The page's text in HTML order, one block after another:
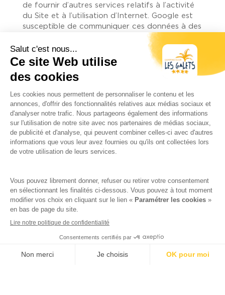
de fournir d’autres services relatifs à l’activité
du Site et à l’utilisation d’Internet. Google est
susceptible de communiquer ces données à des
tiers en cas d’obligation légale ou lorsque ces
tiers traitent ces données pour le compte de
Google, y compris notamment l’éditeur de ce
Site. Google ne recoupera pas votre adresse IP
avec toute autre donnée détenue par Google.
en sélectionnant les paramètres appropriés de
votre navigateur. Cependant, une telle
désactivation pourrait empêcher l’utilisation de
certaines fonctionnalités de ce site. En utilisant
le Site, vous consentez expressément au
traitement de vos données nominatives par
Site, des applications de réseaux sociaux, qui
vous permettent de partager des contenus du
Site avec d’autres personnes ou de faire
consultation ou votre opinion concernant un
contenu du Site. Tel est notamment le cas des
sociaux tels que “Facebook”, “Twitter”, Google,
View availability